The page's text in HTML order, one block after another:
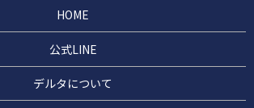
HOME
公式LINE
デルタについて